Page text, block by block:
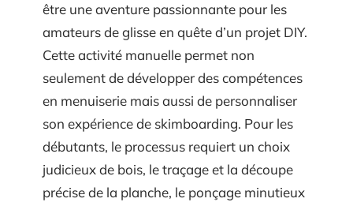
être une aventure passionnante pour les
amateurs de glisse en quête d’un projet DIY.
Cette activité manuelle permet non
seulement de développer des compétences
en menuiserie mais aussi de personnaliser
son expérience de skimboarding. Pour les
débutants, le processus requiert un choix
judicieux de bois, le traçage et la découpe
précise de la planche, le ponçage minutieux